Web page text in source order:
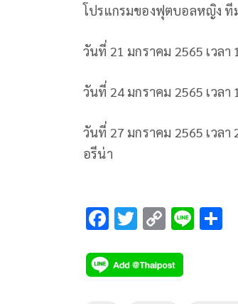
โปรแกรมของฟุตบอลหญิง ที
วันที่ 21 มกราคม 2565 เวลา
วันที่ 24 มกราคม 2565 เวลา
วันที่ 27 มกราคม 2565 เวลา
อรีน่า
F
e
b
T
tt
er
C
p
y
Li